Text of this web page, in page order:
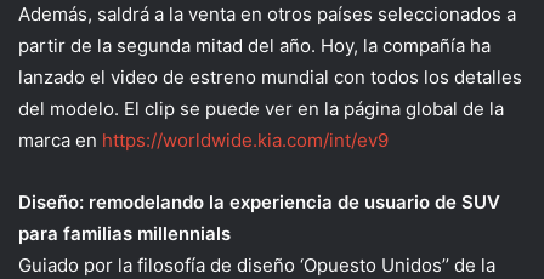
Además, saldrá a la venta en otros países seleccionados a
partir de la segunda mitad del año. Hoy, la compañía ha
lanzado el video de estreno mundial con todos los detalles
del modelo. El clip se puede ver en la página global de la
marca en https://worldwide.kia.com/int/ev9
Diseño: remodelando la experiencia de usuario de SUV
para familias millennials
Guiado por la filosofía de diseño ‘Opuesto Unidos’’ de la